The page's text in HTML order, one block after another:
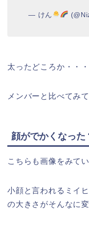
— けん
太ったどころか・・
メンバーと比べてみ
顔がでかくなった
こちらも画像をみて
小顔と言われるミイ
の大きさがそんなに